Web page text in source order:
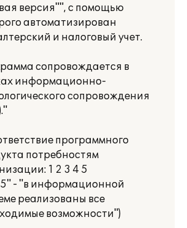
версия"", с помощью
автоматизирован
и налоговый учет.
сопровождается в
информационно-
сопровождения
программного
потребностям
1 2 3 4 5
- "в информационной
реализованы все
возможности")